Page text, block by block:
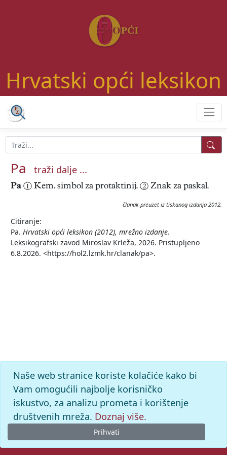
Hrvatski opći leksikon
Pa traži dalje ...
Pa ① Kem. simbol za protaktinij. ② Znak za paskal.
članak preuzet iz tiskanog izdanja 2012.
Citiranje:
Pa. Hrvatski opći leksikon (2012), mrežno izdanje.
Leksikografski zavod Miroslav Krleža, 2026. Pristupljeno
6.8.2026. <https://hol2.lzmk.hr/clanak/pa>.
Naše web stranice koriste kolačiće kako bi
Vam omogućili najbolje korisničko
iskustvo, za analizu prometa i korištenje
društvenih mreža. Doznaj više.
Prihvati
© 2026. -Leksikografski zavodMiroslav Krleža